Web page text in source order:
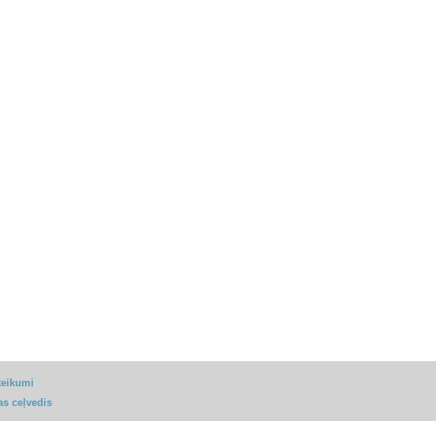
ceļvedis